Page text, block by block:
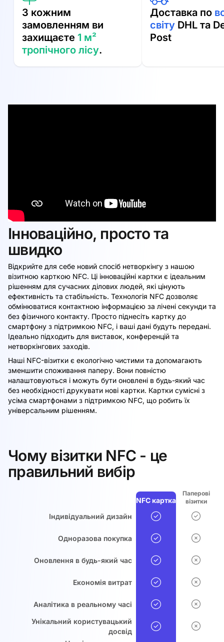
З кожним
замовленням ви
захищаєте 1 м²
тропічного лісу.
Доставка по
світу DHL та
Post
Інноваційно, просто та
швидко
Відкрийте для себе новий спосіб нетворкінгу з нашою
візитною карткою NFC. Ці інноваційні картки є ідеальним
рішенням для сучасних ділових людей, які цінують
ефективність та стабільність. Технологія NFC дозволяє
обмінюватися контактною інформацією за лічені секунди та
без фізичного контакту. Просто піднесіть картку до
смартфону з підтримкою NFC, і ваші дані будуть передані.
Ідеально підходить для виставок, конференцій та
нетворкінгових заходів.
Наші NFC-візитки є екологічно чистими та допомагають
зменшити споживання паперу. Вони повністю
налаштовуються і можуть бути оновлені в будь-який час
без необхідності друкувати нові картки. Картки сумісні з
усіма смартфонами з підтримкою NFC, що робить їх
універсальним рішенням.
Чому візитки NFC - це
правильний вибір
NFC картка
Паперові
візитки
Індивідуальний дизайн
Одноразова покупка
Оновлення в будь-який час
Економія витрат
Аналітика в реальному часі
Унікальний користувацький
досвід